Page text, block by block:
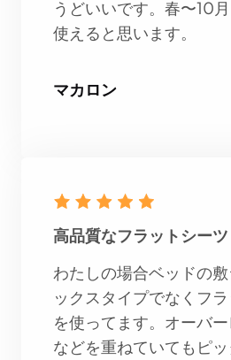
うどいいです。春〜10
使えると思います。
マカロン
高品質なフラットシーツ
わたしの場合ベッドの
ックスタイプでなくフ
を使ってます。オーバ
などを重ねていてもピ